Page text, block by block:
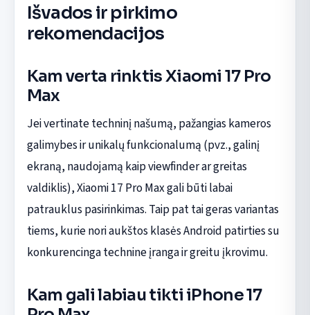
Išvados ir pirkimo
rekomendacijos
Kam verta rinktis Xiaomi 17 Pro
Max
Jei vertinate techninį našumą, pažangias kameros
galimybes ir unikalų funkcionalumą (pvz., galinį
ekraną, naudojamą kaip viewfinder ar greitas
valdiklis), Xiaomi 17 Pro Max gali būti labai
patrauklus pasirinkimas. Taip pat tai geras variantas
tiems, kurie nori aukštos klasės Android patirties su
konkurencinga technine įranga ir greitu įkrovimu.
Kam gali labiau tikti iPhone 17